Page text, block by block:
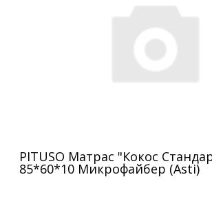
PITUSO Матрас "Кокос
85*60*10 Микрофайбер (Asti)